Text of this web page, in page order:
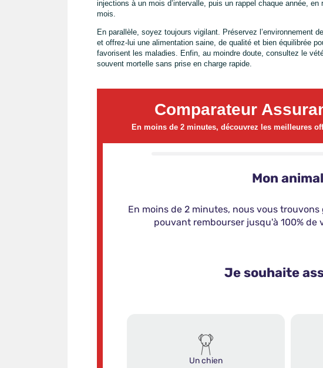
injections à un mois d’intervalle, puis un rappel chaque année,
mois.
En parallèle, soyez toujours vigilant. Préservez l’environnement
et offrez-lui une alimentation saine, de qualité et bien équilibrée
favorisent les maladies. Enfin, au moindre doute, consultez le
souvent mortelle sans prise en charge rapide.
Comparateur
En moins de 2 minutes, découvrez les meilleures